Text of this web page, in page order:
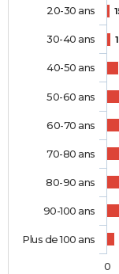
20-30 ans
30-40 ans
40-50 ans
50-60 ans
60-70 ans
70-80 ans
80-90 ans
90-100 ans
Plus de 100 ans
0